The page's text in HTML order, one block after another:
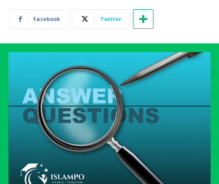
Facebook Twitter